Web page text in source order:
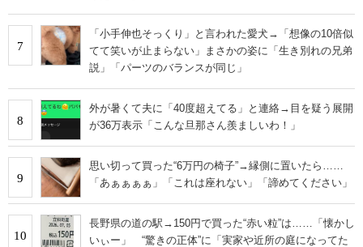
7
「小手伸也そっくり」と言われた愛犬→「想像の10倍似
てて笑いが止まらない」まさかの姿に「生き別れの兄弟
説」「パーツのバランスが同じ」
8
外が暑くて夫に「40度超えてる」と連絡→目を疑う展開
が36万表示「こんな旦那さん羨ましいわ！」
9
思い切って買った“6万円の椅子”→縁側に置いたら……
「あぁぁぁぁ」「これは座れない」「諦めてください」
10
長野県の道の駅→150円で買った“赤い粒”は……「懐かし
いぃー」 “驚きの正体”に「実家や近所の庭になってた